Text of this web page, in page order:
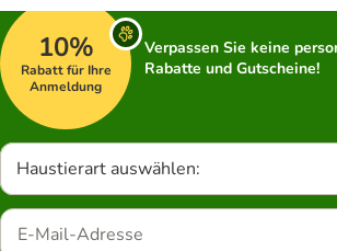
10%
Rabatt für Ihre
Anmeldung
Verpassen Sie keine
Rabatte und Gutscheine!
Haustierart auswählen: